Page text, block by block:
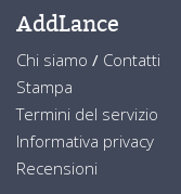
AddLance
Chi siamo / Contatti
Stampa
Termini del servizio
Informativa privacy
Recensioni